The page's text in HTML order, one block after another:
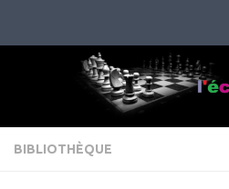
BIBLIOTHÈQUE